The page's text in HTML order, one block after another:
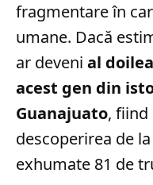
fragmentare în
umane. Dacă
ar deveni al
acest gen din
Guanajuato, fiind
descoperirea de
exhumate 81 de